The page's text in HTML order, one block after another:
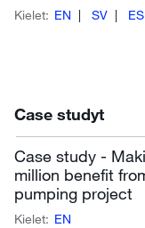
Kielet: EN SV ES
Case studyt
Case study -
million benefit
pumping project
Kielet: EN